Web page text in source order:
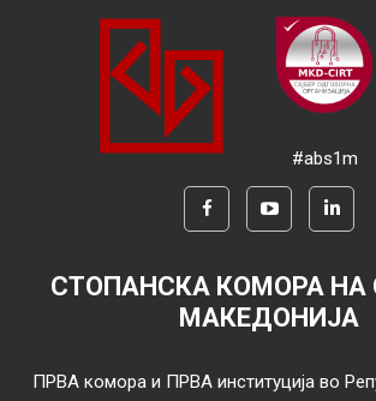
#abs1m
СТОПАНСКА КОМОРА НА
МАКЕДОНИЈА
ПРВА комора и ПРВА институција во